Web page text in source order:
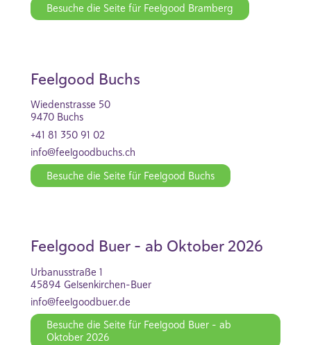
Besuche die Seite für Feelgood Bramberg
Feelgood Buchs
Wiedenstrasse 50
9470 Buchs
+41 81 350 91 02
info@feelgoodbuchs.ch
Besuche die Seite für Feelgood Buchs
Feelgood Buer - ab Oktober 2026
Urbanusstraße 1
45894 Gelsenkirchen-Buer
info@feelgoodbuer.de
Besuche die Seite für Feelgood Buer - ab
Oktober 2026